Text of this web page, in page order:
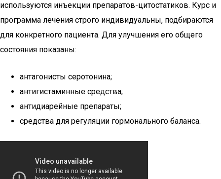
используются инъекции препаратов-цитостатиков. Курс и
программа лечения строго индивидуальны, подбираются
для конкретного пациента. Для улучшения его общего
состояния показаны:
антагонисты серотонина;
антигистаминные средства;
антидиарейные препараты;
средства для регуляции гормонального баланса.